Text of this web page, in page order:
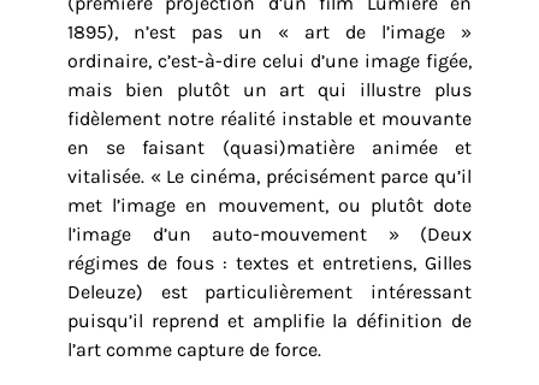
1895), n’est pas un « art de l’image »
ordinaire, c’est-à-dire celui d’une image figée,
mais bien plutôt un art qui illustre plus
fidèlement notre réalité instable et mouvante
en se faisant (quasi)matière animée et
vitalisée. « Le cinéma, précisément parce qu’il
met l’image en mouvement, ou plutôt dote
l’image d’un auto-mouvement » (Deux
régimes de fous : textes et entretiens, Gilles
Deleuze) est particulièrement intéressant
puisqu’il reprend et amplifie la définition de
l’art comme capture de force.